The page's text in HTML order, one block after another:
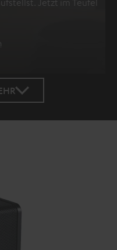
Jetzt im Teufel